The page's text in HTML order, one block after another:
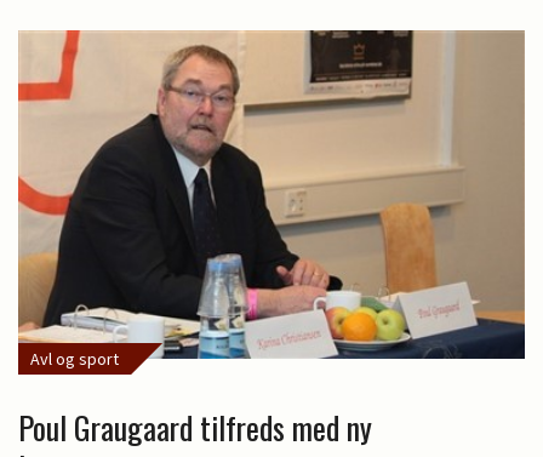
Avl og sport
Poul Graugaard tilfreds med ny